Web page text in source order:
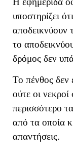
υποστηρίζει
αποδεικνύουν
το
δρόμος δεν
Το πένθος δεν
ούτε οι
περισσότερο
από τα οποία
απαντήσεις.